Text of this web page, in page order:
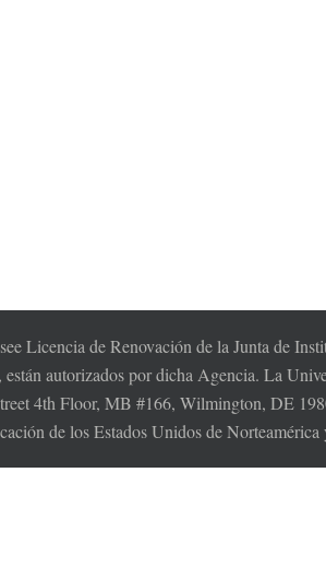
Licencia de Renovación de la Junta de
autorizados por dicha Agencia. La
4th Floor, MB #166, Wilmington, DE
de los Estados Unidos de